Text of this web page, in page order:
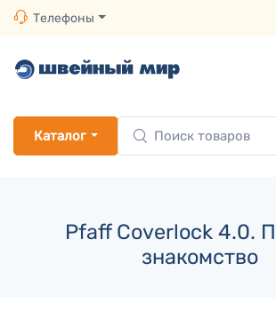
Телефоны
Каталог
Pfaff Coverlock 4.0.
знакомство